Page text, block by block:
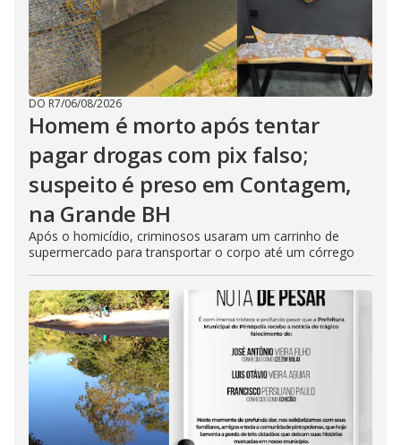
DO R7/06/08/2026
Homem é morto após tentar
pagar drogas com pix falso;
suspeito é preso em Contagem,
na Grande BH
Após o homicídio, criminosos usaram um carrinho de
supermercado para transportar o corpo até um córrego